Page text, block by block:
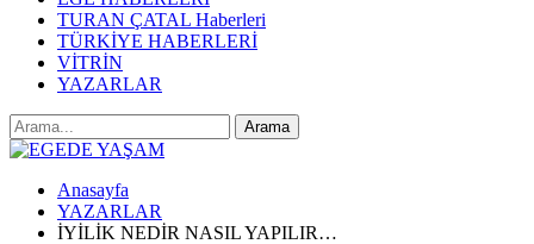
TURAN ÇATAL Haberleri
TÜRKİYE HABERLERİ
VİTRİN
YAZARLAR
Anasayfa
YAZARLAR
İYİLİK NEDİR NASIL YAPILIR…